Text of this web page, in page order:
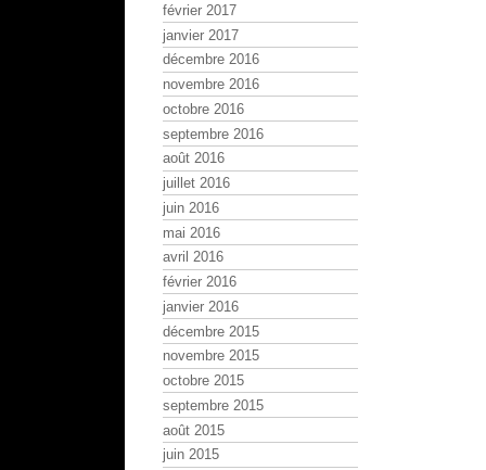
février 2017
janvier 2017
décembre 2016
novembre 2016
octobre 2016
septembre 2016
août 2016
juillet 2016
juin 2016
mai 2016
avril 2016
février 2016
janvier 2016
décembre 2015
novembre 2015
octobre 2015
septembre 2015
août 2015
juin 2015